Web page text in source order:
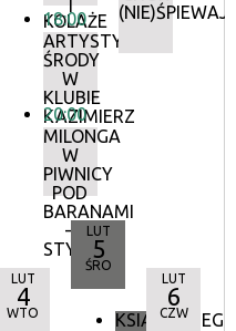
KOLAŻE
18:00
ARTYSTYCZNE
ŚRODY
W
KLUBIE
KAZIMIERZ
20:00
MILONGA
W
PIWNICY
POD
BARANAMI
–
STYCZEŃ
LUT
4
WTO
LUT
5
ŚRO
KSIĄŻKOBIEG
LUT
6
CZW